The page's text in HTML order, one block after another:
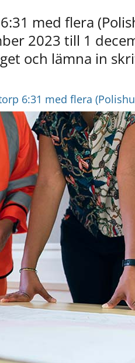
med flera
2023 till 1
och lämna in
6:31 med flera